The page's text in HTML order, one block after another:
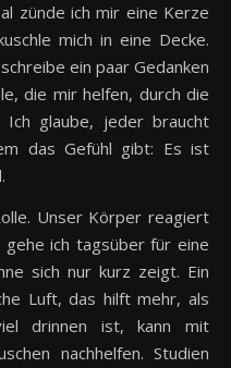
zünde ich mir eine Kerze
mich in eine Decke.
ein paar Gedanken
die mir helfen, durch die
Ich glaube, jeder braucht
das Gefühl gibt: Es ist
Unser Körper reagiert
gehe ich tagsüber für eine
sich nur kurz zeigt. Ein
Luft, das hilft mehr, als
drinnen ist, kann mit
nachhelfen. Studien